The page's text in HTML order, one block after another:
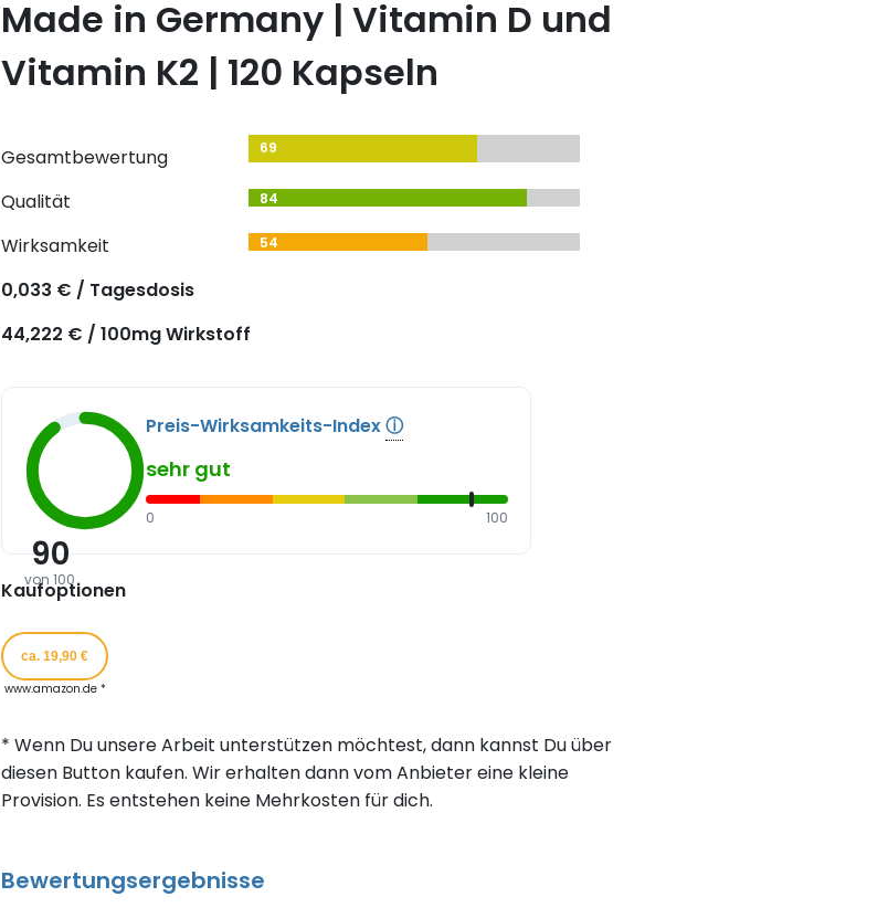
Made in Germany | Vitamin D und
Vitamin K2 | 120 Kapseln
Gesamtbewertung 69
Qualität 84
Wirksamkeit 54
0,033 € / Tagesdosis
44,222 € / 100mg Wirkstoff
90
von 100
Preis-Wirksamkeits-Indexⓘ
sehr gut
0 100
Kaufoptionen
ca. 19,90 €
www.amazon.de *
* Wenn Du unsere Arbeit unterstützen möchtest, dann kannst Du über
diesen Button kaufen. Wir erhalten dann vom Anbieter eine kleine
Provision. Es entstehen keine Mehrkosten für dich.
Bewertungsergebnisse